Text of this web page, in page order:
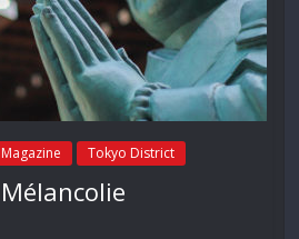
Tokyo District